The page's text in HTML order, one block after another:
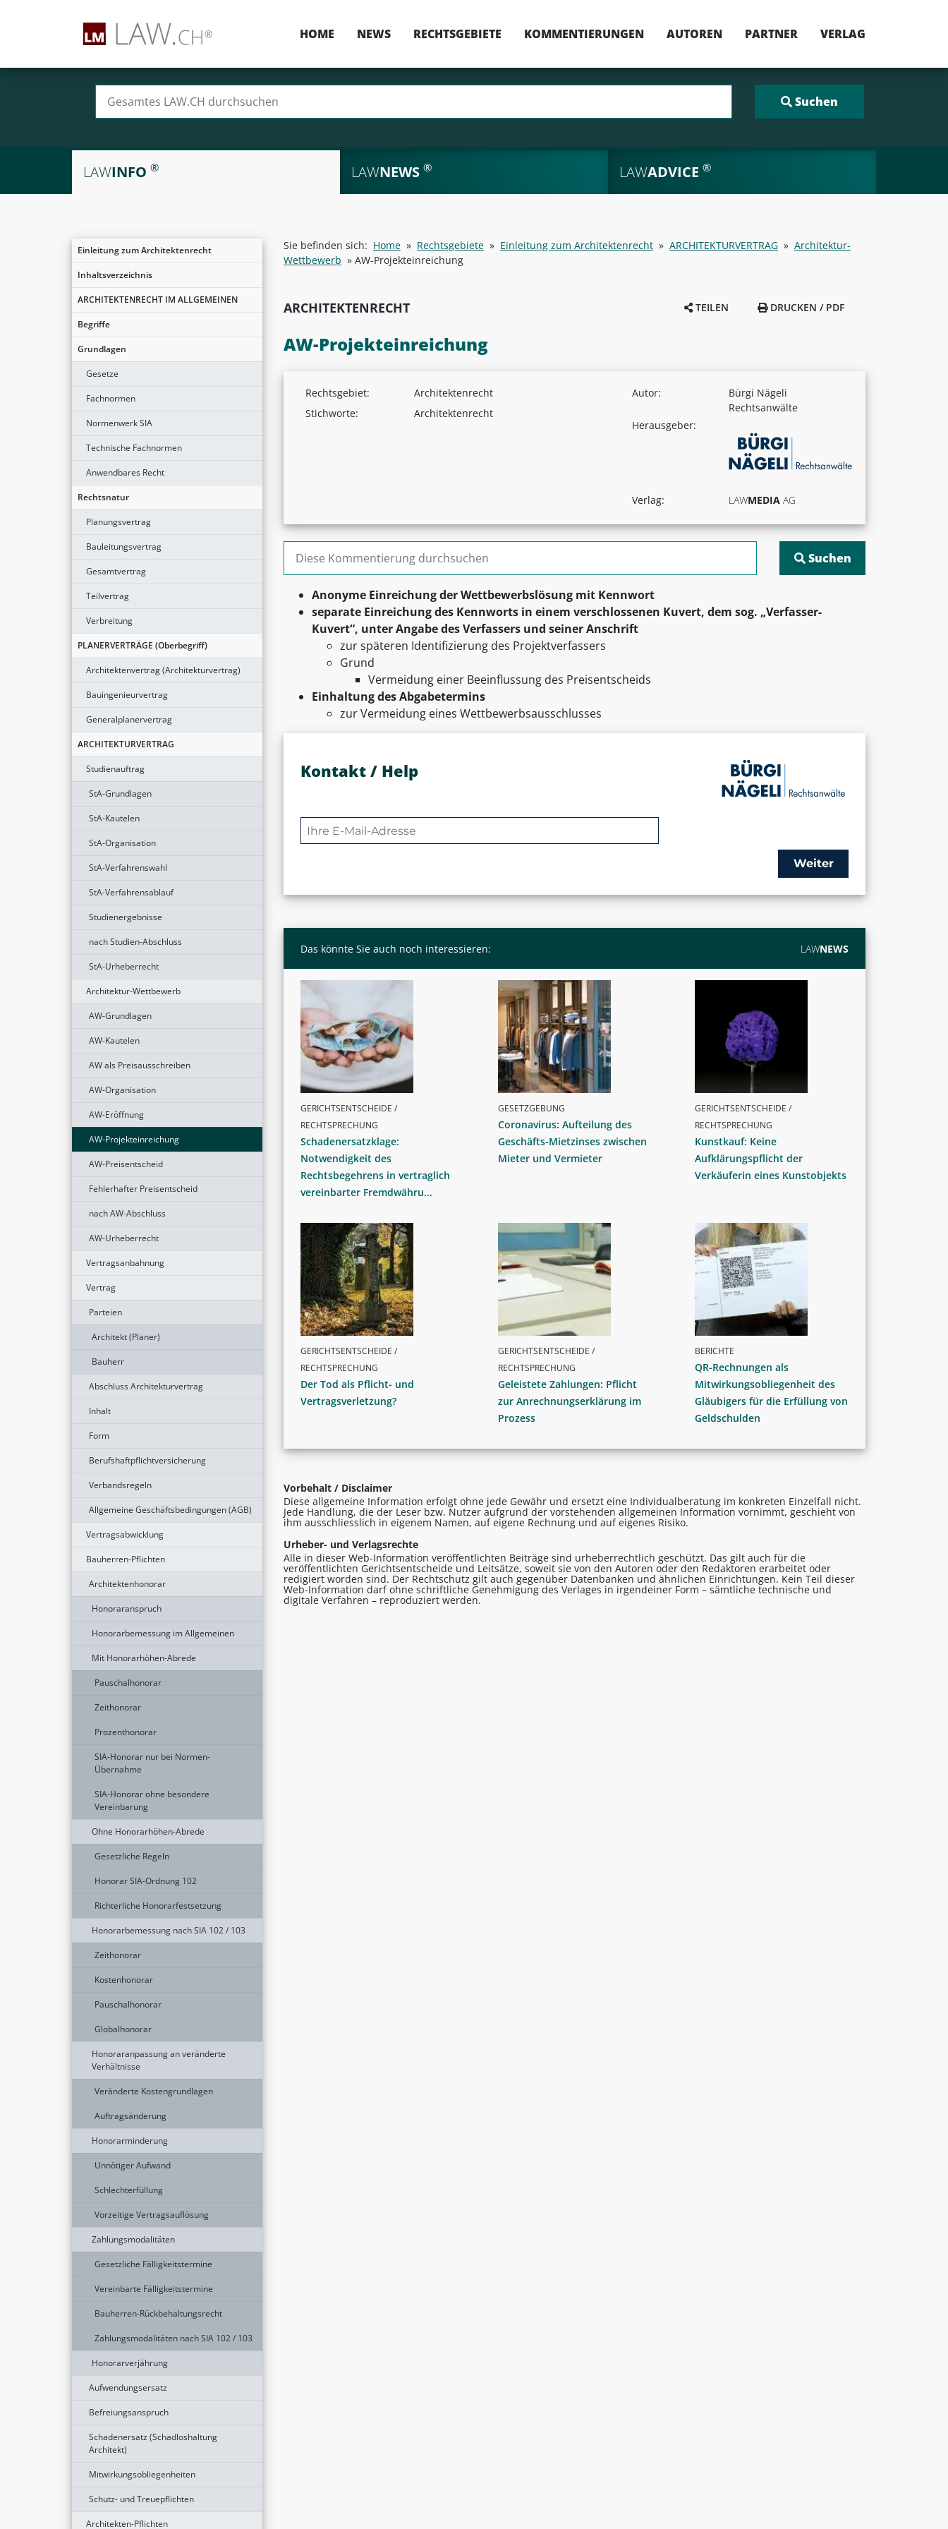
HOME NEWS RECHTSGEBIETE KOMMENTIERUNGEN AUTOREN PARTNER VERLAG
LAWINFO ® LAWNEWS ® LAWADVICE ®
Einleitung zum Architektenrecht
Inhaltsverzeichnis
ARCHITEKTENRECHT IM ALLGEMEINEN
Begriffe
Grundlagen
Gesetze
Fachnormen
Normenwerk SIA
Technische Fachnormen
Anwendbares Recht
Rechtsnatur
Planungsvertrag
Bauleitungsvertrag
Gesamtvertrag
Teilvertrag
Verbreitung
PLANERVERTRÄGE (Oberbegriff)
Architektenvertrag (Architekturvertrag)
Bauingenieurvertrag
Generalplanervertrag
ARCHITEKTURVERTRAG
Studienauftrag
StA-Grundlagen
StA-Kautelen
StA-Organisation
StA-Verfahrenswahl
StA-Verfahrensablauf
Studienergebnisse
nach Studien-Abschluss
StA-Urheberrecht
Architektur-Wettbewerb
AW-Grundlagen
AW-Kautelen
AW als Preisausschreiben
AW-Organisation
AW-Eröffnung
AW-Projekteinreichung
AW-Preisentscheid
Fehlerhafter Preisentscheid
nach AW-Abschluss
AW-Urheberrecht
Vertragsanbahnung
Vertrag
Parteien
Architekt (Planer)
Bauherr
Abschluss Architekturvertrag
Inhalt
Form
Berufshaftpflichtversicherung
Verbandsregeln
Allgemeine Geschäftsbedingungen (AGB)
Vertragsabwicklung
Bauherren-Pflichten
Architektenhonorar
Honoraranspruch
Honorarbemessung im Allgemeinen
Mit Honorarhöhen-Abrede
Pauschalhonorar
Zeithonorar
Prozenthonorar
SIA-Honorar nur bei Normen-
Übernahme
SIA-Honorar ohne besondere
Vereinbarung
Ohne Honorarhöhen-Abrede
Gesetzliche Regeln
Honorar SIA-Ordnung 102
Richterliche Honorarfestsetzung
Honorarbemessung nach SIA 102 / 103
Zeithonorar
Kostenhonorar
Pauschalhonorar
Globalhonorar
Honoraranpassung an veränderte
Verhältnisse
Veränderte Kostengrundlagen
Auftragsänderung
Honorarminderung
Unnötiger Aufwand
Schlechterfüllung
Vorzeitige Vertragsauflösung
Zahlungsmodalitäten
Gesetzliche Fälligkeitstermine
Vereinbarte Fälligkeitstermine
Bauherren-Rückbehaltungsrecht
Zahlungsmodalitäten nach SIA 102 / 103
Honorarverjährung
Aufwendungsersatz
Befreiungsanspruch
Schadenersatz (Schadloshaltung
Architekt)
Mitwirkungsobliegenheiten
Schutz- und Treuepflichten
Architekten-Pflichten
Sie befinden sich: Home » Rechtsgebiete » Einleitung zum Architektenrecht » ARCHITEKTURVERTRAG » Architektur-
Wettbewerb » AW-Projekteinreichung
ARCHITEKTENRECHT TEILEN DRUCKEN / PDF
AW-Projekteinreichung
Rechtsgebiet:
Architektenrecht
Stichworte:
Architektenrecht
Autor:
Bürgi Nägeli
Rechtsanwälte
Herausgeber:
Verlag: LAWMEDIA AG
Suchen nach:
Anonyme Einreichung der Wettbewerbslösung mit Kennwort
separate Einreichung des Kennworts in einem verschlossenen Kuvert, dem sog. „Verfasser-
Kuvert“, unter Angabe des Verfassers und seiner Anschrift
zur späteren Identifizierung des Projektverfassers
Grund
Vermeidung einer Beeinflussung des Preisentscheids
Einhaltung des Abgabetermins
zur Vermeidung eines Wettbewerbsausschlusses
Kontakt / Help
Weiter
Das könnte Sie auch noch interessieren: LAWNEWS
GERICHTSENTSCHEIDE /
RECHTSPRECHUNG
Schadenersatzklage:
Notwendigkeit des
Rechtsbegehrens in vertraglich
vereinbarter Fremdwähru...
GESETZGEBUNG
Coronavirus: Aufteilung des
Geschäfts-Mietzinses zwischen
Mieter und Vermieter
GERICHTSENTSCHEIDE /
RECHTSPRECHUNG
Kunstkauf: Keine
Aufklärungspflicht der
Verkäuferin eines Kunstobjekts
GERICHTSENTSCHEIDE /
RECHTSPRECHUNG
Der Tod als Pflicht- und
Vertragsverletzung?
GERICHTSENTSCHEIDE /
RECHTSPRECHUNG
Geleistete Zahlungen: Pflicht
zur Anrechnungserklärung im
Prozess
BERICHTE
QR-Rechnungen als
Mitwirkungsobliegenheit des
Gläubigers für die Erfüllung von
Geldschulden
Vorbehalt / Disclaimer
Diese allgemeine Information erfolgt ohne jede Gewähr und ersetzt eine Individualberatung im konkreten Einzelfall nicht.
Jede Handlung, die der Leser bzw. Nutzer aufgrund der vorstehenden allgemeinen Information vornimmt, geschieht von
ihm ausschliesslich in eigenem Namen, auf eigene Rechnung und auf eigenes Risiko.
Urheber- und Verlagsrechte
Alle in dieser Web-Information veröffentlichten Beiträge sind urheberrechtlich geschützt. Das gilt auch für die
veröffentlichten Gerichtsentscheide und Leitsätze, soweit sie von den Autoren oder den Redaktoren erarbeitet oder
redigiert worden sind. Der Rechtschutz gilt auch gegenüber Datenbanken und ähnlichen Einrichtungen. Kein Teil dieser
Web-Information darf ohne schriftliche Genehmigung des Verlages in irgendeiner Form – sämtliche technische und
digitale Verfahren – reproduziert werden.